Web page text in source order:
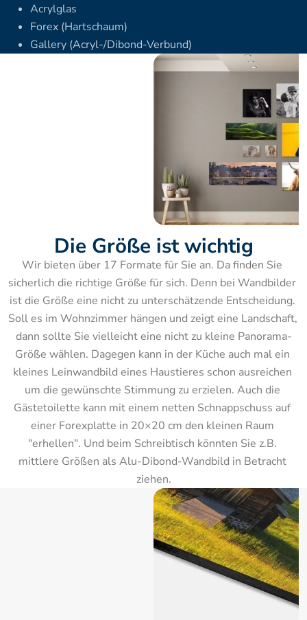
Acrylglas
Forex (Hartschaum)
Gallery (Acryl-/Dibond-Verbund)
Die Größe ist wichtig
Wir bieten über 17 Formate für Sie an. Da finden Sie
sicherlich die richtige Größe für sich. Denn bei Wandbilder
ist die Größe eine nicht zu unterschätzende Entscheidung.
Soll es im Wohnzimmer hängen und zeigt eine Landschaft,
dann sollte Sie vielleicht eine nicht zu kleine Panorama-
Größe wählen. Dagegen kann in der Küche auch mal ein
kleines Leinwandbild eines Haustieres schon ausreichen
um die gewünschte Stimmung zu erzielen. Auch die
Gästetoilette kann mit einem netten Schnappschuss auf
einer Forexplatte in 20×20 cm den kleinen Raum
"erhellen". Und beim Schreibtisch könnten Sie z.B.
mittlere Größen als Alu-Dibond-Wandbild in Betracht
ziehen.